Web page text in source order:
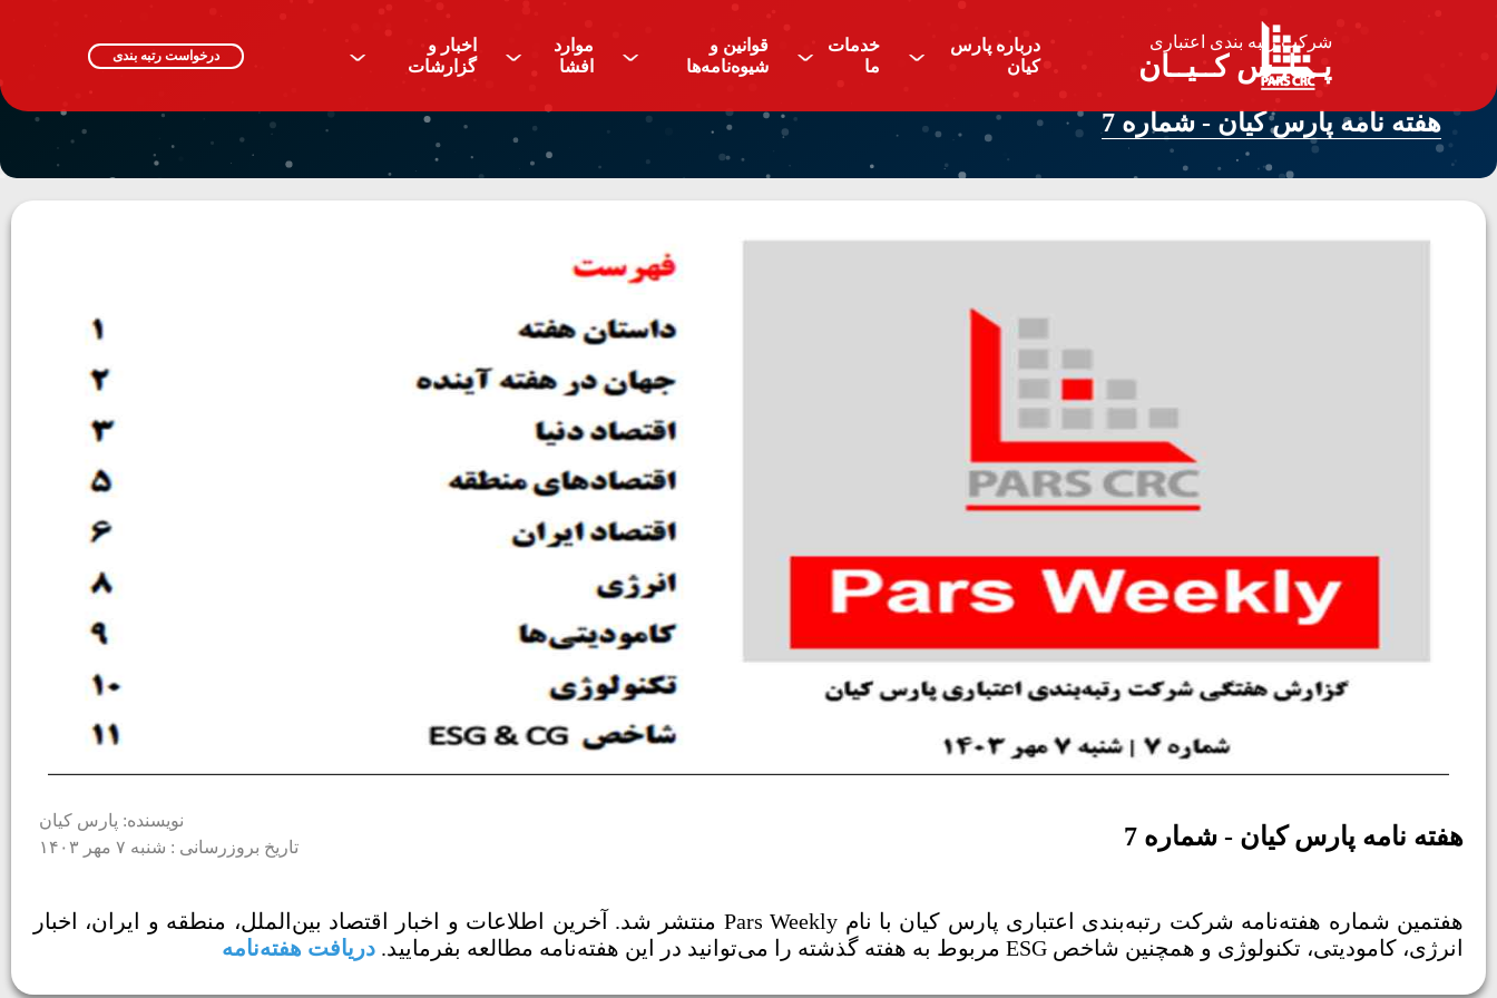
شرکت رتبه بندی اعتباری
پـــارس کــیــان
درباره پارس
کیان
^
خدمات
ما
^
قوانین و
شیوه‌نامه‌ها
^
موارد
افشا
^
اخبار و
گزارشات
^ درخواست رتبه بندی
هفته نامه پارس کیان - شماره 7
هفته نامه پارس کیان - شماره 7
نویسنده: پارس کیان
تاریخ بروزرسانی : شنبه ۷ مهر ۱۴۰۳
هفتمین شماره هفته‌نامه شرکت رتبه‌بندی اعتباری پارس کیان با نام Pars Weekly منتشر شد. آخرین اطلاعات و اخبار اقتصاد بین‌الملل، منطقه و ایران، اخبار
انرژی، کامودیتی، تکنولوژی و همچنین شاخص ESG مربوط به هفته گذشته را می‌توانید در این هفته‌نامه مطالعه بفرمایید.
دریافت هفته‌نامه